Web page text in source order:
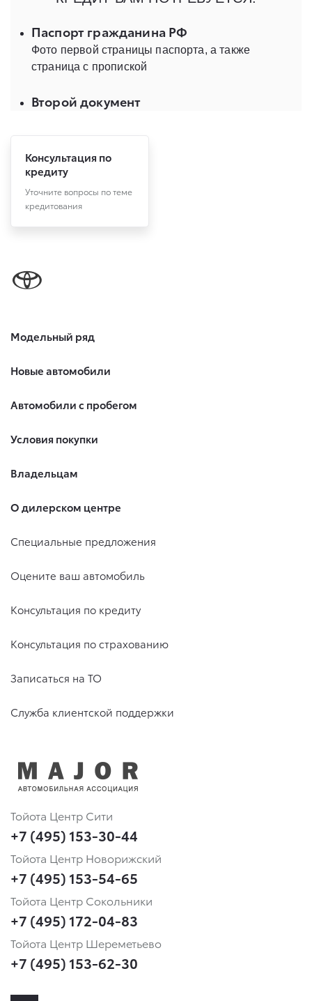
Консультация по
кредиту
Уточните вопросы по теме
кредитования
Модельный ряд
Новые автомобили
Автомобили с пробегом
Условия покупки
Владельцам
О дилерском центре
Специальные предложения
Оцените ваш автомобиль
Консультация по кредиту
Консультация по страхованию
Записаться на ТО
Служба клиентской поддержки
Тойота Центр Сити
+7 (495) 153-30-44
Тойота Центр Новорижский
+7 (495) 153-54-65
Тойота Центр Сокольники
+7 (495) 172-04-83
Тойота Центр Шереметьево
+7 (495) 153-62-30